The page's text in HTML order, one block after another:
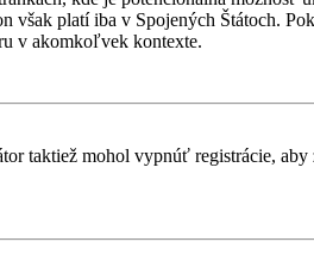
však platí iba v Spojených Štátoch.
v akomkoľvek kontexte.
taktiež mohol vypnúť registrácie,